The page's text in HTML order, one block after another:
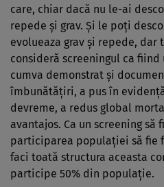
care, chiar dacă nu le-ai
repede şi grav. Şi le poţi
evolueaza grav şi repede, dar
consideră screeningul ca
cumva demonstrat şi
îmbunătăţiri, a pus în
devreme, a redus global
avantajos. Ca un screening
participarea populaţiei să fie
faci toată structura aceasta
participe 50% din populaţie.